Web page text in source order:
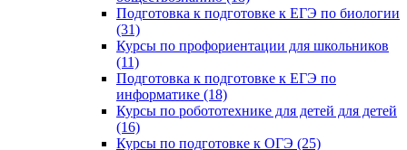
Подготовка к подготовке к ЕГЭ по биологии
(31)
Курсы по профориентации для школьников
(11)
Подготовка к подготовке к ЕГЭ по
информатике (18)
Курсы по робототехнике для детей для детей
(16)
Курсы по подготовке к ОГЭ (25)